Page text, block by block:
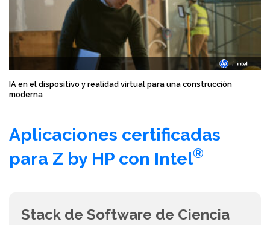
IA en el dispositivo y realidad virtual para una construcción
moderna
Aplicaciones certificadas
para Z by HP con Intel®
Stack de Software de Ciencia